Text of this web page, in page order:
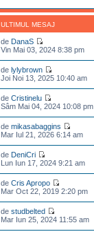
ULTIMUL MESAJ
de DanaS
Vin Mai 03, 2024 8:38 pm
delylybrown
Joi Noi 13, 2025 10:40 am
deCristinelu
Sâm Mai 04, 2024 10:08 pm
demikasabaggins
Mar Iul 21, 2026 6:14 am
de DeniCri
Lun Iun 17, 2024 9:21 am
deCris Apropo
Mar Oct 22, 2019 2:20 pm
destudbelted
Mar Iun 25, 2024 11:55 am